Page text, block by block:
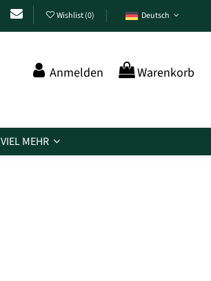
Wishlist(0) Deutsch
Anmelden Warenkorb
VIEL MEHR